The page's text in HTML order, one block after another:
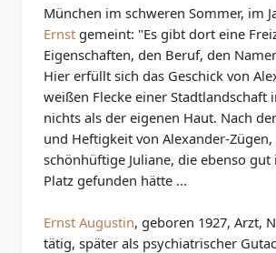
München im schweren Sommer, im
Ernst gemeint: "Es gibt dort eine
Eigenschaften, den Beruf, den
Hier erfüllt sich das Geschick von
weißen Flecke einer
nichts als der eigenen Haut. Nach
und Heftigkeit von Alexander-
schönhüftige Juliane, die ebenso
Platz gefunden hätte ...
Ernst Augustin, geboren 1927, Arzt,
tätig, später als psychiatrischer